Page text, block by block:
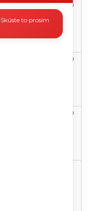
Jana
17.6.2020
Jana
17.6.2020
15.6.2020
to prosím